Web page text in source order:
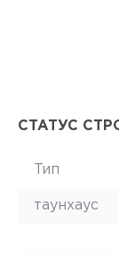
СТАТУС
Тип
таунхаус